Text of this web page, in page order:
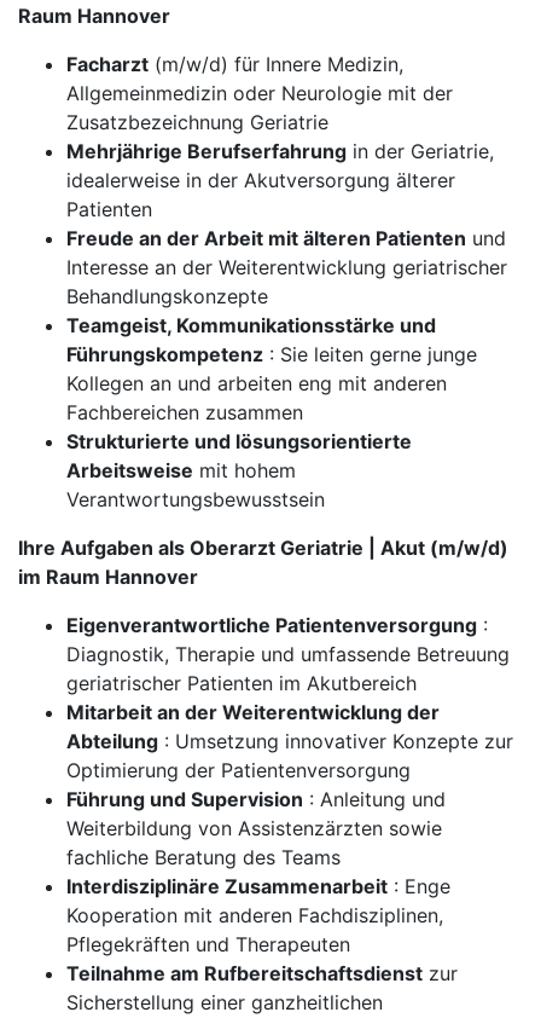
Raum Hannover
Facharzt (m/w/d) für Innere Medizin,
Allgemeinmedizin oder Neurologie mit der
Zusatzbezeichnung Geriatrie
Mehrjährige Berufserfahrung in der Geriatrie,
idealerweise in der Akutversorgung älterer
Patienten
Freude an der Arbeit mit älteren Patienten und
Interesse an der Weiterentwicklung geriatrischer
Behandlungskonzepte
Teamgeist, Kommunikationsstärke und
Führungskompetenz : Sie leiten gerne junge
Kollegen an und arbeiten eng mit anderen
Fachbereichen zusammen
Strukturierte und lösungsorientierte
Arbeitsweise mit hohem
Verantwortungsbewusstsein
Ihre Aufgaben als Oberarzt Geriatrie | Akut (m/w/d)
im Raum Hannover
Eigenverantwortliche Patientenversorgung :
Diagnostik, Therapie und umfassende Betreuung
geriatrischer Patienten im Akutbereich
Mitarbeit an der Weiterentwicklung der
Abteilung : Umsetzung innovativer Konzepte zur
Optimierung der Patientenversorgung
Führung und Supervision : Anleitung und
Weiterbildung von Assistenzärzten sowie
fachliche Beratung des Teams
Interdisziplinäre Zusammenarbeit : Enge
Kooperation mit anderen Fachdisziplinen,
Pflegekräften und Therapeuten
Teilnahme am Rufbereitschaftsdienst zur
Sicherstellung einer ganzheitlichen